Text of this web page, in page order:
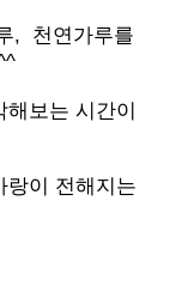
, 천연가루를
보는 시간이
랑이 전해지는